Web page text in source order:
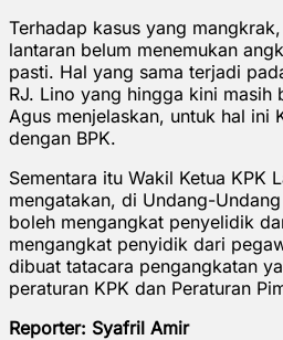
Terhadap kasus yang
lantaran belum menemukan
pasti. Hal yang sama terjadi
RJ. Lino yang hingga kini masih
Agus menjelaskan, untuk hal ini
dengan BPK.
Sementara itu Wakil Ketua KPK
mengatakan, di Undang-
boleh mengangkat penyelidik
mengangkat penyidik dari
dibuat tatacara pengangkatan
peraturan KPK dan Peraturan
Reporter: Syafril Amir